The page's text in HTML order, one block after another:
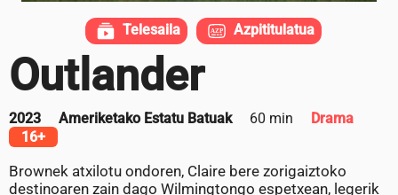
Outlander
2023 Ameriketako Estatu Batuak 60 min
Drama
16+
Brownek atxilotu ondoren, Claire bere zorigaiztoko
destinoaren zain dago Wilmingtongo espetxean, legerik
Telesaila Azpititulatua